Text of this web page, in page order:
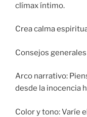
clímax íntimo.
Crea calma
Consejos
Arco narrativo:
desde la inocencia
Color y tono: Varíe